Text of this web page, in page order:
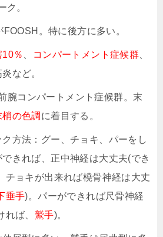
ク。
。特に後方に多い。
％ コンパートメント症候群
など。
前腕コンパートメント症候群。末
梢の色調 に着目する。
方法：グー、チョキ、パーをし
きれば、正中神経は大丈夫(でき
チョキが出来れば橈骨神経は大丈
垂手)。パーができれば尺骨神経
れば、 鷲手)。